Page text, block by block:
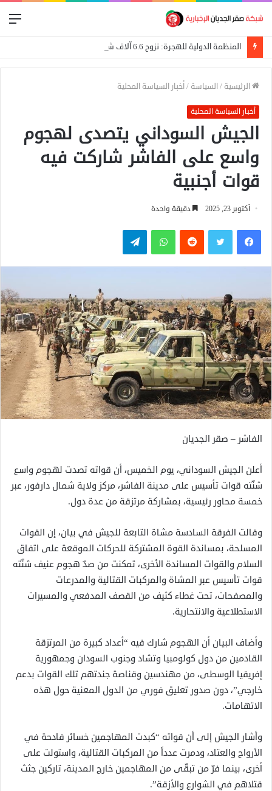
الرئيسية /السياسة /أخبار السياسة المحلية
أخبار السياسة المحلية
الجيش السوداني يتصدى لهجوم
واسع على الفاشر شاركت فيه
قوات أجنبية
أكتوبر 23, 2025 دقيقة واحدة
فيسبوكتويتر واتساب تيلقرام
الفاشر – صقر الجديان
أعلن الجيش السوداني، يوم الخميس، أن قواته تصدت لهجوم واسع
شنّته قوات تأسيس على مدينة الفاشر، مركز ولاية شمال دارفور، عبر
خمسة محاور رئيسية، بمشاركة مرتزقة من عدة دول.
وقالت الفرقة السادسة مشاة التابعة للجيش في بيان، إن القوات
المسلحة، بمساندة القوة المشتركة للحركات الموقعة على اتفاق
السلام والقوات المساندة الأخرى، تمكنت من صدّ هجوم عنيف شنّته
قوات تأسيس عبر المشاة والمركبات القتالية والمدرعات
والمصفحات، تحت غطاء كثيف من القصف المدفعي والمسيرات
الاستطلاعية والانتحارية.
وأضاف البيان أن الهجوم شارك فيه “أعداد كبيرة من المرتزقة
القادمين من دول كولومبيا وتشاد وجنوب السودان وجمهورية
إفريقيا الوسطى، من مهندسين وقناصة جندتهم تلك القوات بدعم
خارجي”، دون صدور تعليق فوري من الدول المعنية حول هذه
الاتهامات.
وأشار الجيش إلى أن قواته “كبدت المهاجمين خسائر فادحة في
الأرواح والعتاد، ودمرت عدداً من المركبات القتالية، واستولت على
أخرى، بينما فرّ من تبقّى من المهاجمين خارج المدينة، تاركين جثث
قتلاهم في الشوارع والأزقة”.